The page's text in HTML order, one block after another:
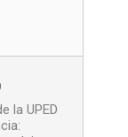
la UPED